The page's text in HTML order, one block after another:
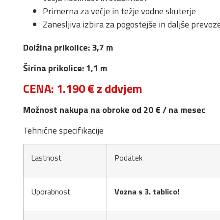
Primerna za večje in težje vodne skuterje
Zanesljiva izbira za pogostejše in daljše
Dolžina prikolice: 3,7 m
Širina prikolice: 1,1 m
CENA: 1.190 € z ddvjem
Možnost nakupa na obroke od 20 € / na mesec
Tehnične specifikacije
Lastnost Podatek
Uporabnost Vozna s 3. tablico!